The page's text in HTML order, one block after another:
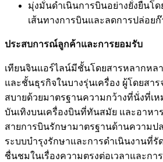
มุ่งมั่นดำเนินการบินอย่างยั่งยืนโ
เส้นทางการบินและลดการปล่อยก๊
ประสบการณ์ลูกค้าและการยอมรับ
เทียนจินแอร์ไลน์มีชั้นโดยสารหลากหล
และชั้นธุรกิจในบางรุ่นเครื่อง ผู้โดยสา
สบายด้วยมาตรฐานความกว้างที่นั่งที่เ
บันเทิงบนเครื่องบินที่ทันสมัย และอาห
สายการบินรักษามาตรฐานด้านความป
ระบบบำรุงรักษาและการดำเนินงานที่
ชื่นชมในเรื่องความตรงต่อเวลาและกา